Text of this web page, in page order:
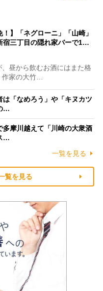
！】「ネグローニ」「山崎」
宿三丁目の隠れ家バーで1…
昼から飲むお酒にはまた格
家の大竹…
は「なめろう」や「キヌカツ
…
多摩川越えて「川崎の大衆酒
…
一覧を見る
覧を見る